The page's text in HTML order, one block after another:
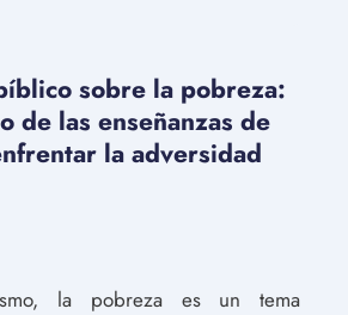
sobre la pobreza:
de las enseñanzas de
la adversidad
la pobreza es un tema